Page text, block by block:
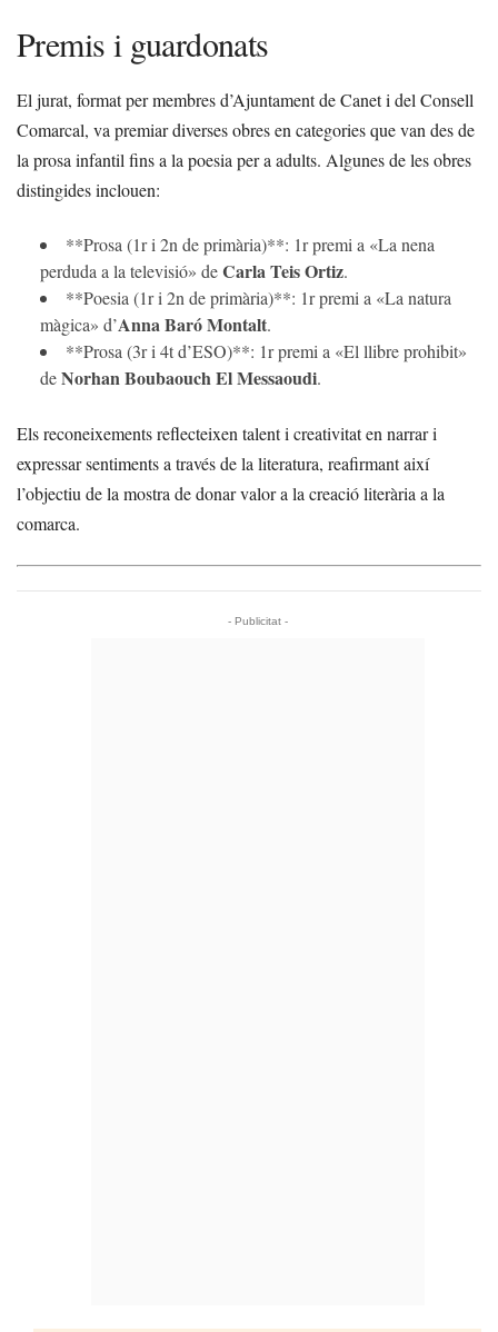
Premis i guardonats
El jurat, format per membres d’Ajuntament de Canet i del Consell
Comarcal, va premiar diverses obres en categories que van des de
la prosa infantil fins a la poesia per a adults. Algunes de les obres
distingides inclouen:
**Prosa (1r i 2n de primària)**: 1r premi a «La nena
perduda a la televisió» deCarla Teis Ortiz.
**Poesia (1r i 2n de primària)**: 1r premi a «La natura
màgica» d’Anna Baró Montalt.
**Prosa (3r i 4t d’ESO)**: 1r premi a «El llibre prohibit»
deNorhan Boubaouch El Messaoudi.
Els reconeixements reflecteixen talent i creativitat en narrar i
expressar sentiments a través de la literatura, reafirmant així
l’objectiu de la mostra de donar valor a la creació literària a la
comarca.
- Publicitat -